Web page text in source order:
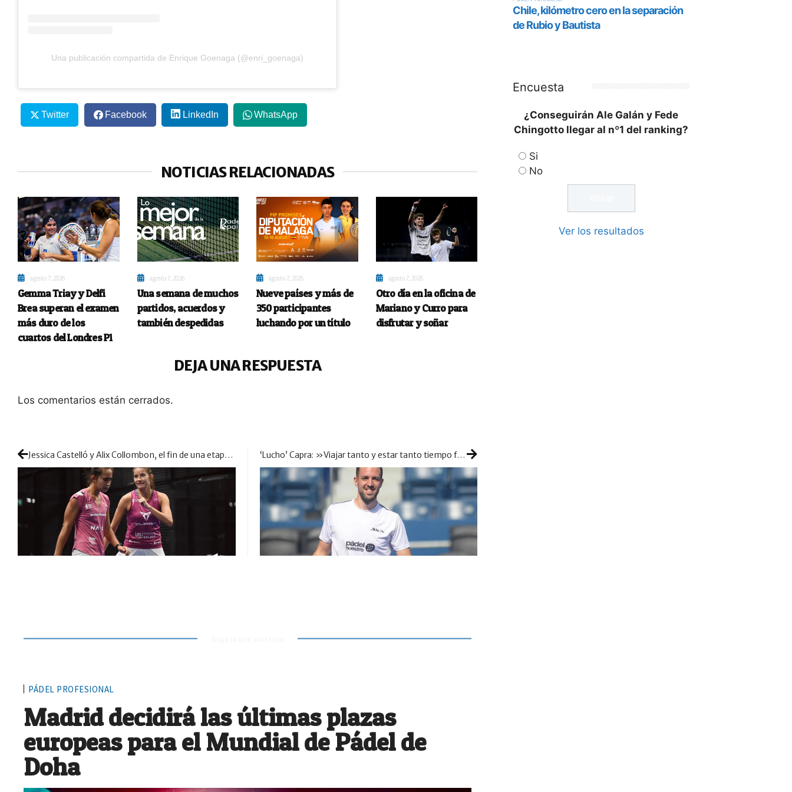
Una publicación compartida de Enrique Goenaga (@enri_goenaga)
Twitter Facebook LinkedIn WhatsApp
NOTICIAS RELACIONADAS
agosto 7, 2026
Gemma Triay y Delfi
Brea superan el examen
más duro de los
cuartos del Londres P1
agosto 7, 2026
Una semana de muchos
partidos, acuerdos y
también despedidas
agosto 7, 2026
Nueve países y más de
350 participantes
luchando por un título
agosto 7, 2026
Otro día en la oficina de
Mariano y Curro para
disfrutar y soñar
DEJA UNA RESPUESTA
Los comentarios están cerrados.
Jessica Castelló y Alix Collombon, el fin de una etapa de éxitos pero también altibajos ‘Lucho’ Capra: »Viajar tanto y estar tanto tiempo fuera ha sido sin duda lo más duro de este año»
PÁDEL PROFESIONAL
Madrid decidirá las últimas plazas
europeas para el Mundial de Pádel de
Doha
Encuesta
¿Conseguirán Ale Galán y Fede
Chingotto llegar al nº1 del ranking?
Si
No
Ver los resultados